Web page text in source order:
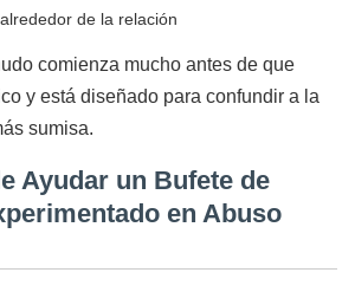
de la relación
comienza mucho antes de que
y está diseñado para confundir a la
sumisa.
Ayudar un Bufete de
en Abuso